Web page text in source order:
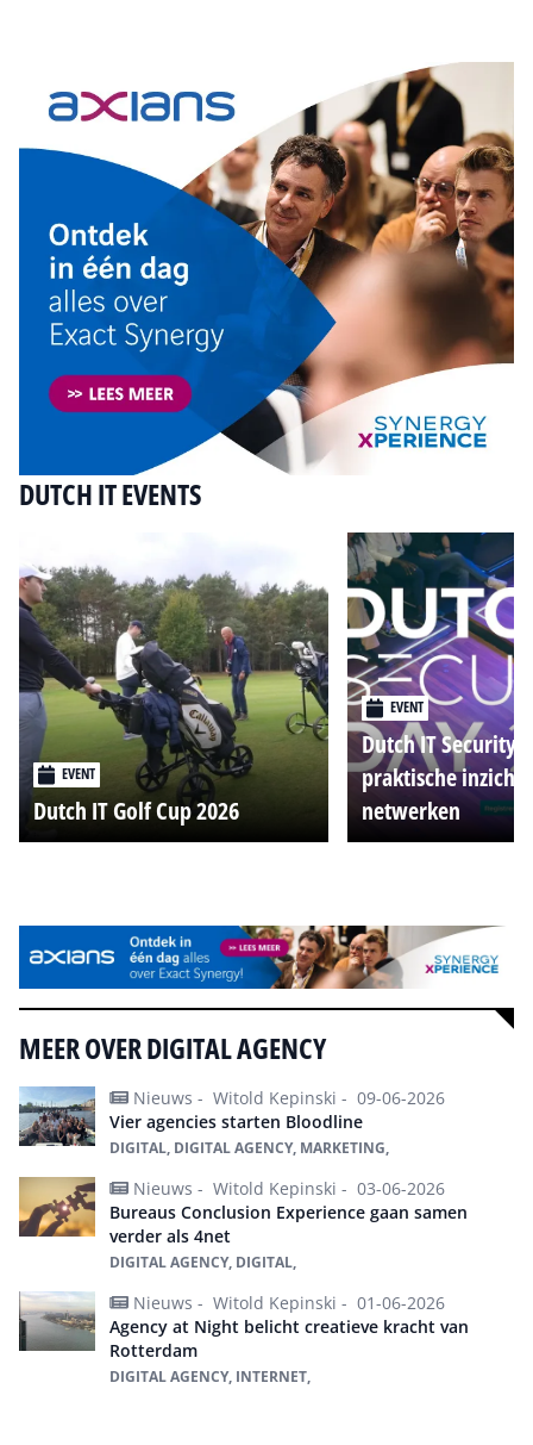
DUTCH IT EVENTS
EVENT
Dutch IT Golf Cup 2026
EVENT
Dutch IT Security
praktische
netwerken
MEER OVER DIGITAL AGENCY
Nieuws - Witold Kepinski - 09-06-2026
Vier agencies starten Bloodline
DIGITAL, DIGITAL AGENCY, MARKETING,
Nieuws - Witold Kepinski - 03-06-2026
Bureaus Conclusion Experience gaan samen
verder als 4net
DIGITAL AGENCY, DIGITAL,
Nieuws - Witold Kepinski - 01-06-2026
Agency at Night belicht creatieve kracht van
Rotterdam
DIGITAL AGENCY, INTERNET,